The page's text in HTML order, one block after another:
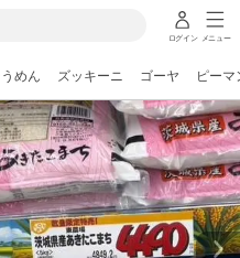
ログイン メニュー
めん ズッキーニ ゴーヤ ピーマ